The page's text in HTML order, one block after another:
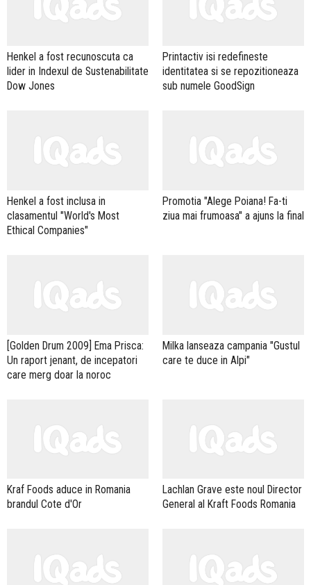
Henkel a fost recunoscuta ca
lider in Indexul de Sustenabilitate
Dow Jones
Printactiv isi redefineste
identitatea si se repozitioneaza
sub numele GoodSign
Henkel a fost inclusa in
clasamentul "World's Most
Ethical Companies"
Promotia "Alege Poiana! Fa-ti
ziua mai frumoasa" a ajuns la final
[Golden Drum 2009] Ema Prisca:
Un raport jenant, de incepatori
care merg doar la noroc
Milka lanseaza campania "Gustul
care te duce in Alpi"
Kraf Foods aduce in Romania
brandul Cote d'Or
Lachlan Grave este noul Director
General al Kraft Foods Romania